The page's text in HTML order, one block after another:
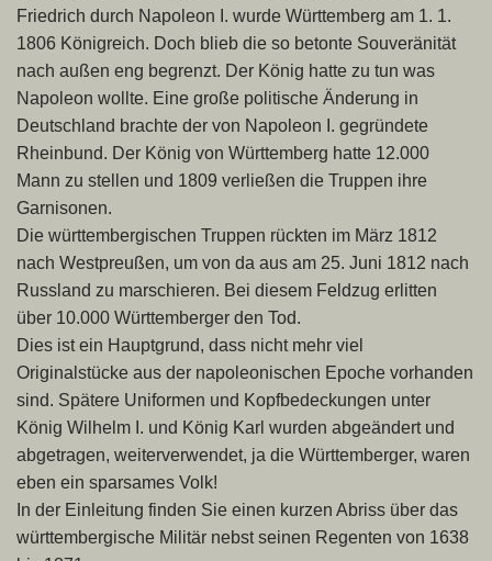
Friedrich durch Napoleon I. wurde Württemberg am 1. 1.
1806 Königreich. Doch blieb die so betonte Souveränität
nach außen eng begrenzt. Der König hatte zu tun was
Napoleon wollte. Eine große politische Änderung in
Deutschland brachte der von Napoleon I. gegründete
Rheinbund. Der König von Württemberg hatte 12.000
Mann zu stellen und 1809 verließen die Truppen ihre
Garnisonen.
Die württembergischen Truppen rückten im März 1812
nach Westpreußen, um von da aus am 25. Juni 1812 nach
Russland zu marschieren. Bei diesem Feldzug erlitten
über 10.000 Württemberger den Tod.
Dies ist ein Hauptgrund, dass nicht mehr viel
Originalstücke aus der napoleonischen Epoche vorhanden
sind. Spätere Uniformen und Kopfbedeckungen unter
König Wilhelm I. und König Karl wurden abgeändert und
abgetragen, weiterverwendet, ja die Württemberger, waren
eben ein sparsames Volk!
In der Einleitung finden Sie einen kurzen Abriss über das
württembergische Militär nebst seinen Regenten von 1638